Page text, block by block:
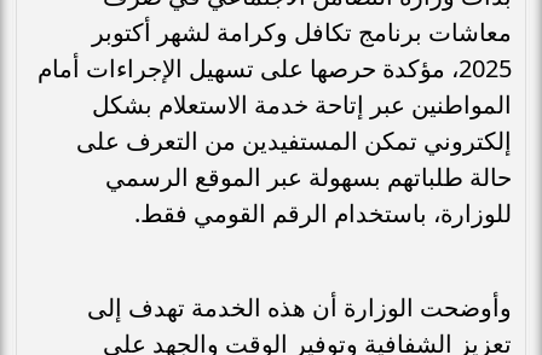
معاشات برنامج تكافل وكرامة لشهر أكتوبر
2025، مؤكدة حرصها على تسهيل الإجراءات أمام
المواطنين عبر إتاحة خدمة الاستعلام بشكل
إلكتروني تمكن المستفيدين من التعرف على
حالة طلباتهم بسهولة عبر الموقع الرسمي
للوزارة، باستخدام الرقم القومي فقط.
وأوضحت الوزارة أن هذه الخدمة تهدف إلى
تعزيز الشفافية وتوفير الوقت والجهد على